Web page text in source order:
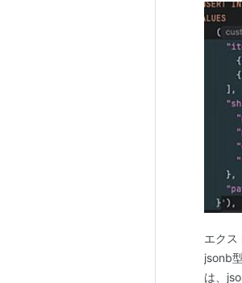
エクス
jsonb
は、